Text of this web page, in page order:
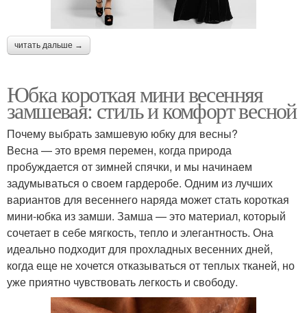
читать дальше →
Юбка короткая мини весенняя
замшевая: стиль и комфорт весной
Почему выбрать замшевую юбку для весны?
Весна — это время перемен, когда природа
пробуждается от зимней спячки, и мы начинаем
задумываться о своем гардеробе. Одним из лучших
вариантов для весеннего наряда может стать короткая
мини-юбка из замши. Замша — это материал, который
сочетает в себе мягкость, тепло и элегантность. Она
идеально подходит для прохладных весенних дней,
когда еще не хочется отказываться от теплых тканей, но
уже приятно чувствовать легкость и свободу.